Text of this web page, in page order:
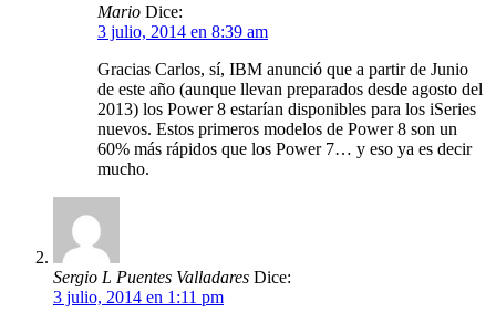
Mario Dice:
3 julio, 2014 en 8:39 am
Gracias Carlos, sí, IBM anunció que a partir de Junio
de este año (aunque llevan preparados desde agosto del
2013) los Power 8 estarían disponibles para los iSeries
nuevos. Estos primeros modelos de Power 8 son un
60% más rápidos que los Power 7… y eso ya es decir
mucho.
Sergio L Puentes Valladares Dice:
3 julio, 2014 en 1:11 pm